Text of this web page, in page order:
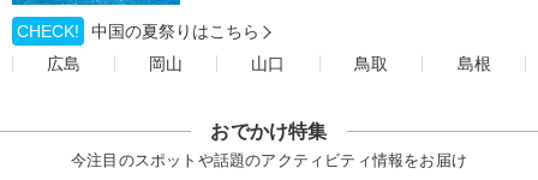
CHECK!
中国の夏祭りはこちら
広島
岡山 山口 鳥取 島根
おでかけ特集
今注目のスポットや話題のアクティビティ情報をお届け